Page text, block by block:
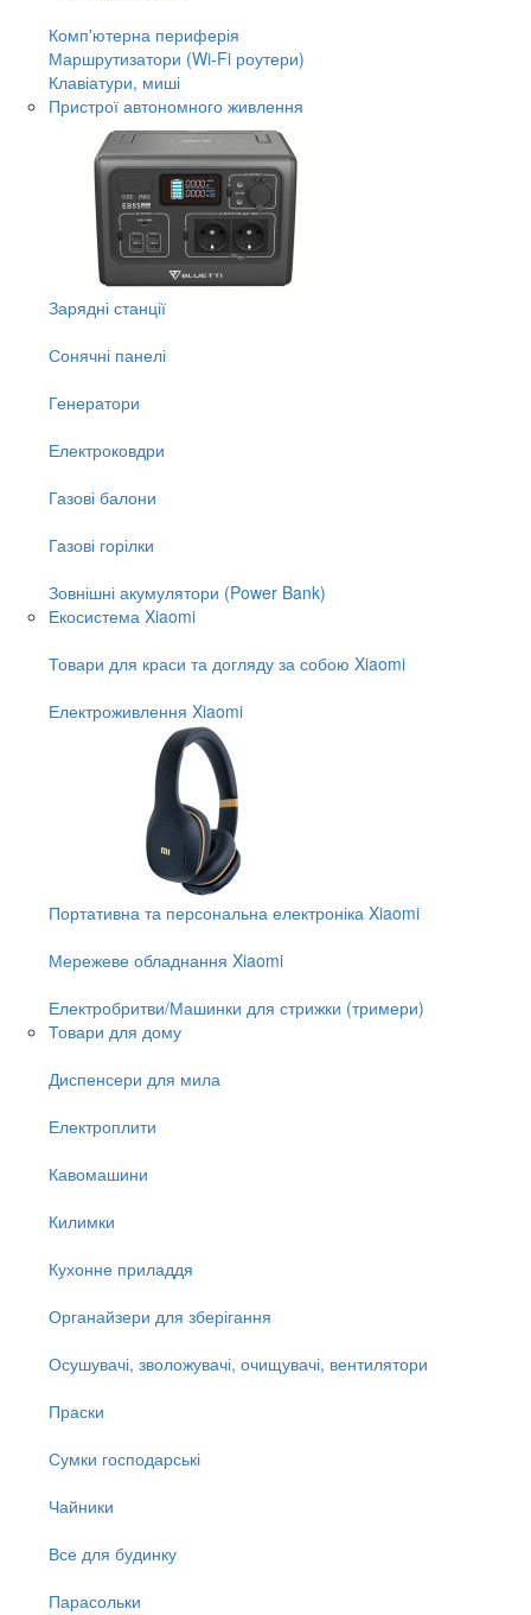
Комп'ютерна периферія
Маршрутизатори (Wi-Fi роутери)
Клавіатури, миші
Пристрої автономного живлення
Зарядні станції
Сонячні панелі
Генератори
Електроковдри
Газові балони
Газові горілки
Зовнішні акумулятори (Power Bank)
Екосистема Xiaomi
Товари для краси та догляду за собою Xiaomi
Електроживлення Xiaomi
Портативна та персональна електроніка Xiaomi
Мережеве обладнання Xiaomi
Електробритви/Машинки для стрижки (тримери)
Товари для дому
Диспенсери для мила
Електроплити
Кавомашини
Килимки
Кухонне приладдя
Органайзери для зберігання
Осушувачі, зволожувачі, очищувачі, вентилятори
Праски
Сумки господарські
Чайники
Все для будинку
Парасольки